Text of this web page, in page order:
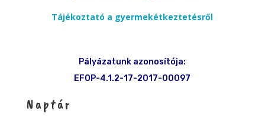
Tájékoztató a gyermekétkeztetésről
Pályázatunk azonosítója:
EFOP-4.1.2-17-2017-00097
Naptár